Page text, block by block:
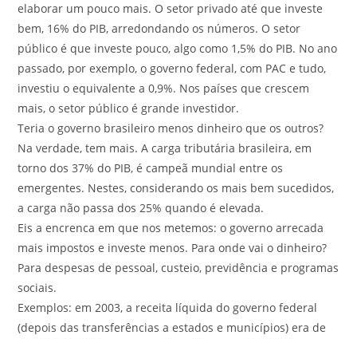
elaborar um pouco mais. O setor privado até que investe
bem, 16% do PIB, arredondando os números. O setor
público é que investe pouco, algo como 1,5% do PIB. No ano
passado, por exemplo, o governo federal, com PAC e tudo,
investiu o equivalente a 0,9%. Nos países que crescem
mais, o setor público é grande investidor.
Teria o governo brasileiro menos dinheiro que os outros?
Na verdade, tem mais. A carga tributária brasileira, em
torno dos 37% do PIB, é campeã mundial entre os
emergentes. Nestes, considerando os mais bem sucedidos,
a carga não passa dos 25% quando é elevada.
Eis a encrenca em que nos metemos: o governo arrecada
mais impostos e investe menos. Para onde vai o dinheiro?
Para despesas de pessoal, custeio, previdência e programas
sociais.
Exemplos: em 2003, a receita líquida do governo federal
(depois das transferências a estados e municípios) era de